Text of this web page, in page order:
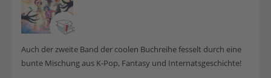
Auch der zweite Band der coolen Buchreihe fesselt durch eine
bunte Mischung aus K-Pop, Fantasy und Internatsgeschichte!